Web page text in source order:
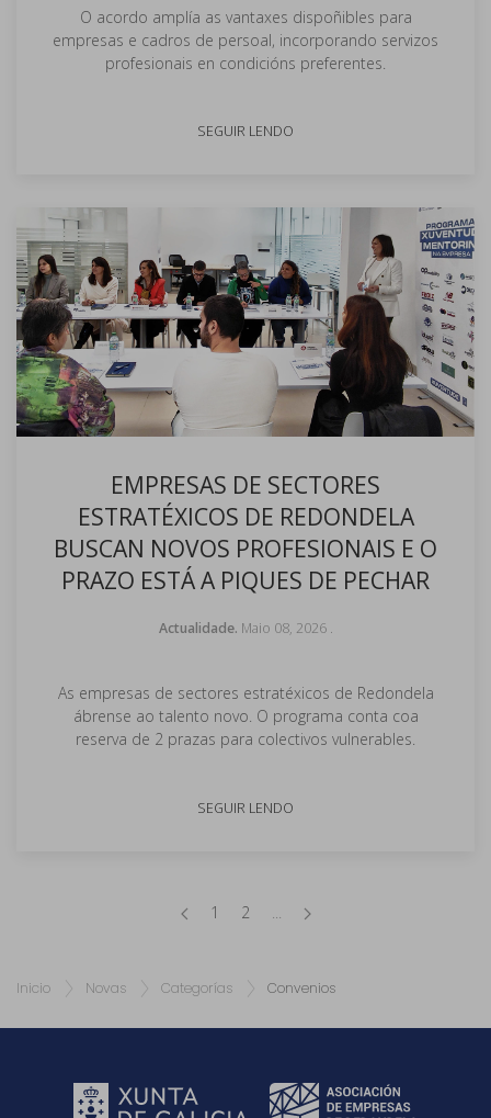
O acordo amplía as vantaxes dispoñibles para
empresas e cadros de persoal, incorporando servizos
profesionais en condicións preferentes.
SEGUIR LENDO
EMPRESAS DE SECTORES
ESTRATÉXICOS DE REDONDELA
BUSCAN NOVOS PROFESIONAIS E O
PRAZO ESTÁ A PIQUES DE PECHAR
Actualidade. Maio 08, 2026.
As empresas de sectores estratéxicos de Redondela
ábrense ao talento novo. O programa conta coa
reserva de 2 prazas para colectivos vulnerables.
SEGUIR LENDO
1 2
Inicio Novas Categorías Convenios